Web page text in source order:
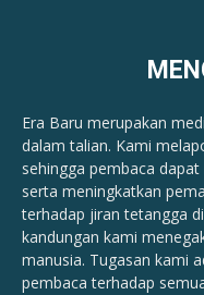
Era Baru merupakan
dalam talian. Kami
sehingga pembaca
serta meningkatkan
terhadap jiran tetangga
kandungan kami
manusia. Tugasan kami
pembaca terhadap